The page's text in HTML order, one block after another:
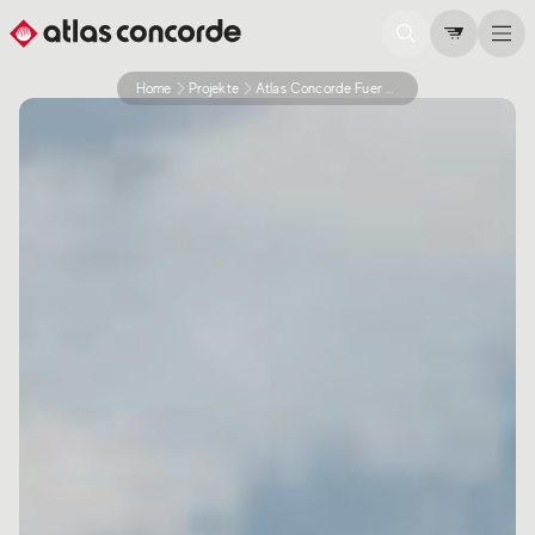
Home Projekte Atlas Concorde Fuer Eine Englische Villa Im Mediterranen Stil